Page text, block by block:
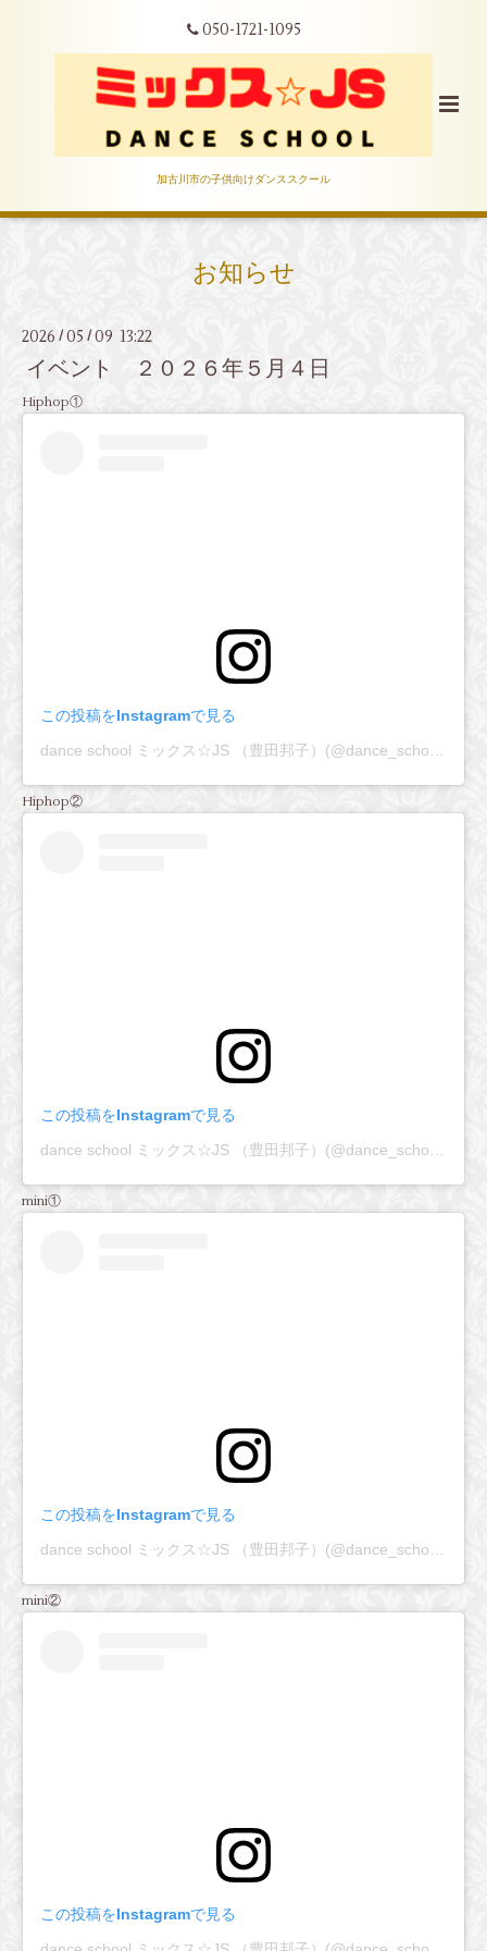
050-1721-1095
加古川市の子供向けダンススクール
お知らせ
2026 / 05 / 09 13:22
イベント ２０２６年５月４日
Hiphop①
この投稿をInstagramで見る
Hiphop②
この投稿をInstagramで見る
mini①
この投稿をInstagramで見る
mini②
この投稿をInstagramで見る